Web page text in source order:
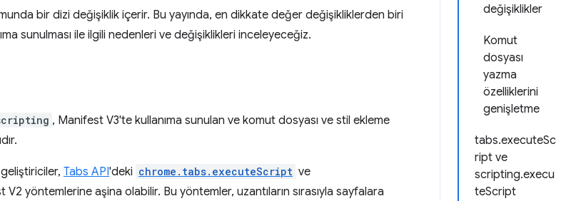
değişiklikler
Komut
dosyası
yazma
özelliklerini
genişletme
tabs.executeSc
ript ve
scripting.execu
teScript
bir dizi değişiklik içerir. Bu yayında, en dikkate değer değişikliklerden biri
sunulması ile ilgili nedenleri ve değişiklikleri inceleyeceğiz.
, Manifest V3'te kullanıma sunulan ve komut dosyası ve stil ekleme
Tabs API'deki chrome.tabs.executeScript ve
V2 yöntemlerine aşina olabilir. Bu yöntemler, uzantıların sırasıyla sayfalara